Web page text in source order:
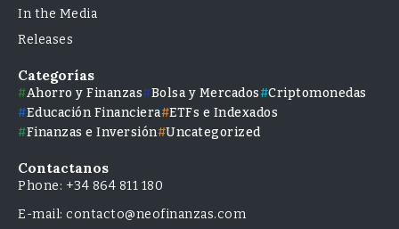
In the Media
Releases
Categorías
Ahorro y Finanzas Bolsa y Mercados
Criptomonedas
Educación Financiera ETFs e Indexados
Finanzas e Inversión Uncategorized
Contactanos
Phone: +34 864 811 180
E-mail: contacto@neofinanzas.com